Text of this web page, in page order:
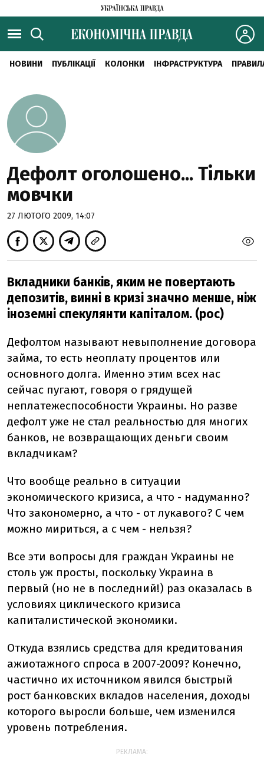
НОВИНИ ПУБЛІКАЦІЇ КОЛОНКИ ІНФРАСТРУКТУРА
Дефолт оголошено... Тільки
мовчки
27 ЛЮТОГО 2009, 14:07
Вкладники банків, яким не повертають
депозитів, винні в кризі значно менше, ніж
іноземні спекулянти капіталом. (рос)
Дефолтом называют невыполнение договора
займа, то есть неоплату процентов или
основного долга. Именно этим всех нас
сейчас пугают, говоря о грядущей
неплатежеспособности Украины. Но разве
дефолт уже не стал реальностью для многих
банков, не возвращающих деньги своим
вкладчикам?
Что вообще реально в ситуации
экономического кризиса, а что - надуманно?
Что закономерно, а что - от лукавого? С чем
можно мириться, а с чем - нельзя?
Все эти вопросы для граждан Украины не
столь уж просты, поскольку Украина в
первый (но не в последний!) раз оказалась в
условиях циклического кризиса
капиталистической экономики.
Откуда взялись средства для кредитования
ажиотажного спроса в 2007-2009? Конечно,
частично их источником явился быстрый
рост банковских вкладов населения, доходы
которого выросли больше, чем изменился
уровень потребления.
РЕКЛАМА: